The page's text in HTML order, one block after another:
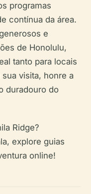
programas
contínua da área.
e
de Honolulu,
tanto para locais
visita, honre a
duradouro do
Ridge?
explore guias
online!